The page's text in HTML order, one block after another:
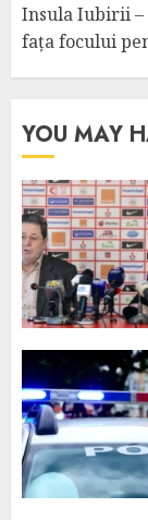
Insula Iubirii –
fața focului
YOU MAY